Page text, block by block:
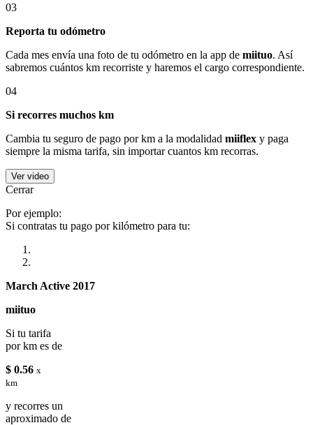
03
Reporta tu odómetro
Cada mes envía una foto de tu odómetro en la app de miituo. Así
sabremos cuántos km recorriste y haremos el cargo correspondiente.
04
Si recorres muchos km
Cambia tu seguro de pago por km a la modalidad miiflex y paga
siempre la misma tarifa, sin importar cuantos km recorras.
Ver video
Cerrar
Por ejemplo:
Si contratas tu pago por kilómetro para tu:
March Active 2017
miituo
Si tu tarifa
por km es de
$ 0.56 x
km
y recorres un
aproximado de